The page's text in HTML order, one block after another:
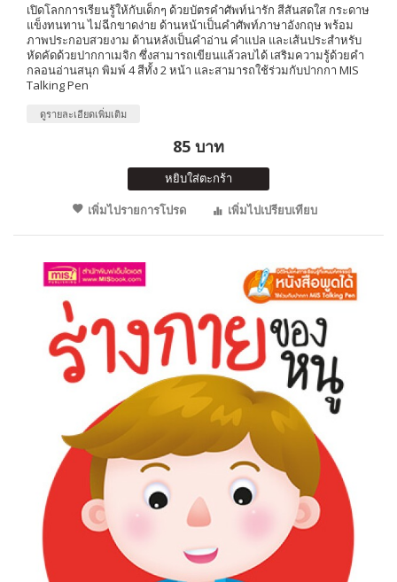
เปิดโลกการเรียนรู้ให้กับเด็กๆ ด้วยบัตรคำศัพท์น่ารัก สีสันสดใส กระดาษ
แข็งทนทาน ไม่ฉีกขาดง่าย ด้านหน้าเป็นคำศัพท์ภาษาอังกฤษ พร้อม
ภาพประกอบสวยงาม ด้านหลังเป็นคำอ่าน คำแปล และเส้นประสำหรับ
หัดคัดด้วยปากกาเมจิก ซึ่งสามารถเขียนแล้วลบได้ เสริมความรู้ด้วยคำ
กลอนอ่านสนุก พิมพ์ 4 สีทั้ง 2 หน้า และสามารถใช้ร่วมกับปากกา MIS
Talking Pen
ดูรายละเอียดเพิ่มเติม
85 บาท
หยิบใส่ตะกร้า
เพิ่มไปรายการโปรด
เพิ่มไปเปรียบเทียบ